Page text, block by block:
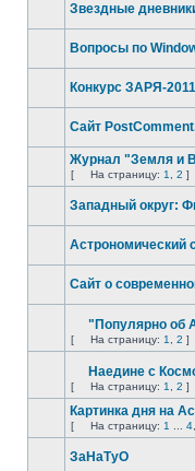
Звездные
Вопросы по
Конкурс ЗАРЯ-2011
Сайт
Журнал "Земля и
[ На страницу: 1 2 ]
Западный округ:
Астрономический
Сайт о
"Популярно об
[ На страницу: 1 2 ]
Наедине с
[ На страницу: 1 2 ]
Картинка дня на
[ На страницу: 1 4
ЗаНаТуО